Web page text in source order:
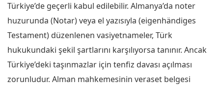
Türkiye’de geçerli kabul edilebilir. Almanya’da noter
huzurunda (Notar) veya el yazısıyla (eigenhändiges
Testament) düzenlenen vasiyetnameler, Türk
hukukundaki şekil şartlarını karşılıyorsa tanınır. Ancak
Türkiye’deki taşınmazlar için tenfiz davası açılması
zorunludur. Alman mahkemesinin veraset belgesi